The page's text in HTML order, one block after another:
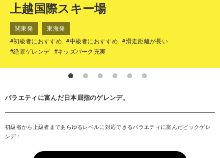
上越国際スキー場
関東発
東海発
#初級者におすすめ
#中級者におすすめ
#滑走距離が長い
#絶景ゲレンデ
#キッズパーク充実
バラエティに富んだ日本屈指のゲレンデ。
初級者から上級者まであらゆるレベルに対応できるバラエティに富んだビックゲレ
ンデ！